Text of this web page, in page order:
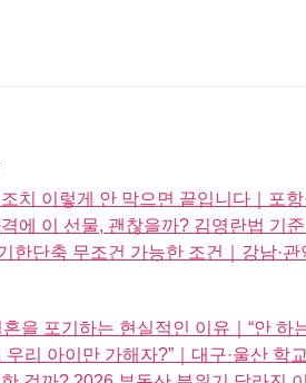
치 이렇게 안 막으면 끝입니다｜포
에 이 선물, 괜찮을까? 김영란법 기준
한단축 무조건 가능한 조건｜강남·
을 포기하는 현실적인 이유｜“안 하
우리 아이만 가해자?”｜대구·울산 학